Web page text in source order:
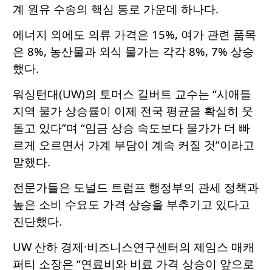
계 원유 수송의 핵심 통로 가운데 하나다.
에너지 외에도 의류 가격은 15%, 여가 관련 품목
은 8%, 농산물과 외식 물가는 각각 8%, 7% 상승
했다.
워싱턴대(UW)의 토머스 길버트 교수는 “시애틀
지역 물가 상승률이 이제 전국 평균을 확실히 웃
돌고 있다”며 “임금 상승 속도보다 물가가 더 빠
르게 오르면서 가계 부담이 계속 커질 것”이라고
말했다.
전문가들은 도널드 트럼프 행정부의 관세 정책과
높은 소비 수요도 가격 상승을 부추기고 있다고
진단했다.
UW 산하 경제·비즈니스연구센터의 제임스 매캐
퍼티 소장은 “연료비와 비료 가격 상승이 앞으로